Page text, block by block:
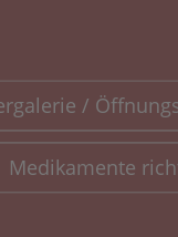
/
Medikamente